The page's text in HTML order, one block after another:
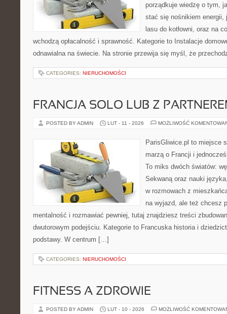
porządkuje wiedzę o tym,
stać się nośnikiem energii,
lasu do kotłowni, oraz na
wchodzą opłacalność i sprawność. Kategorie to Instalacje
odnawialna na świecie. Na stronie przewija się myśl, że
CATEGORIES: NIERUCHOMOŚCI
FRANCJA SOLO LUB Z
POSTED BY ADMIN LUT - 11 - 2026 MOŻLIWOŚĆ
ParisGliwice.pl to miejsce
marzą o Francji i
To miks dwóch światów:
Sekwaną oraz nauki
w rozmowach z
na wyjazd, ale też chcesz
mentalność i rozmawiać pewniej, tutaj znajdziesz treści
dwutorowym podejściu. Kategorie to Francuska historia i
podstawy. W centrum […]
CATEGORIES: NIERUCHOMOŚCI
FITNESS A ZDROWIE
POSTED BY ADMIN LUT - 10 - 2026 MOŻLIWOŚĆ